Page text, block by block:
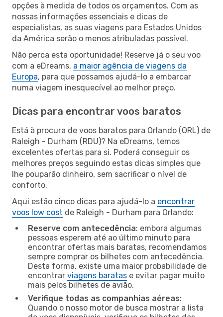
opções à medida de todos os orçamentos. Com as
nossas informações essenciais e dicas de
especialistas, as suas viagens para Estados Unidos
da América serão o menos atribuladas possível.
Não perca esta oportunidade! Reserve já o seu voo
com a eDreams, a maior agência de viagens da
Europa, para que possamos ajudá-lo a embarcar
numa viagem inesquecível ao melhor preço.
Dicas para encontrar voos baratos
Está à procura de voos baratos para Orlando (ORL) de
Raleigh - Durham (RDU)? Na eDreams, temos
excelentes ofertas para si. Poderá conseguir os
melhores preços seguindo estas dicas simples que
lhe pouparão dinheiro, sem sacrificar o nível de
conforto.
Aqui estão cinco dicas para ajudá-lo a encontrar
voos low cost de Raleigh - Durham para Orlando:
Reserve com antecedência: embora algumas
pessoas esperem até ao último minuto para
encontrar ofertas mais baratas, recomendamos
sempre comprar os bilhetes com antecedência.
Desta forma, existe uma maior probabilidade de
encontrar viagens baratas e evitar pagar muito
mais pelos bilhetes de avião.
Verifique todas as companhias aéreas:
Quando o nosso motor de busca mostrar a lista